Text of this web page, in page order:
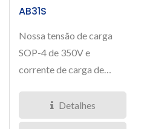
AB31S
Nossa tensão de carga
SOP-4 de 350V e
corrente de carga de
Detalhes